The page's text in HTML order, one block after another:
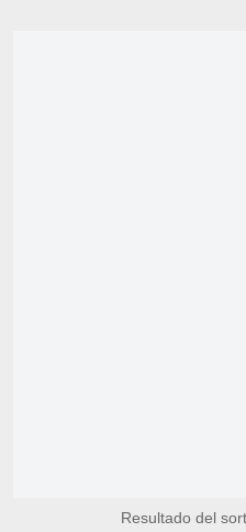
Resultado del